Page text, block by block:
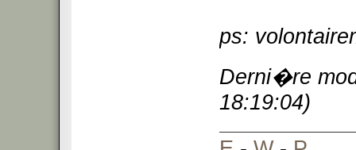
ps:
Derni�re
18:19:04)